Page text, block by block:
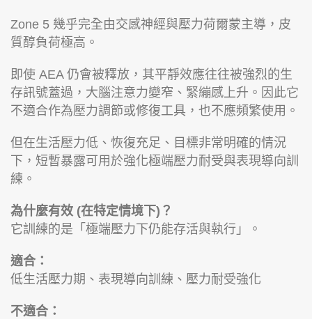
Zone 5 幾乎完全由交感神經與壓力荷爾蒙主導，皮
質醇負荷極高。
即使 AEA 仍會被釋放，其平靜效應往往被強烈的生
存訊號蓋過，大腦注意力變窄、緊繃感上升。因此它
不適合作為壓力調節或修復工具，也不應頻繁使用。
但在生活壓力低、恢復充足、目標非常明確的情況
下，短暫暴露可用於強化極端壓力耐受與表現導向訓
練。
為什麼有效 (在特定情境下)？
它訓練的是「極端壓力下仍能存活與執行」。
適合：
低生活壓力期、表現導向訓練、壓力耐受強化
不適合：